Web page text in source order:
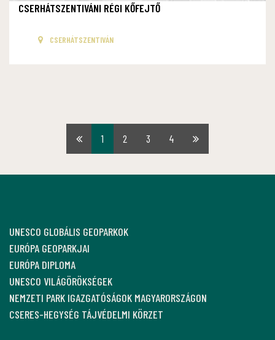
CSERHÁTSZENTIVÁNI RÉGI KŐFEJTŐ
CSERHÁTSZENTIVÁN
Első1 2 3 4
Utolsó
UNESCO GLOBÁLIS GEOPARKOK
EURÓPA GEOPARKJAI
EURÓPA DIPLOMA
UNESCO VILÁGÖRÖKSÉGEK
NEMZETI PARK IGAZGATÓSÁGOK MAGYARORSZÁGON
CSERES-HEGYSÉG TÁJVÉDELMI KÖRZET